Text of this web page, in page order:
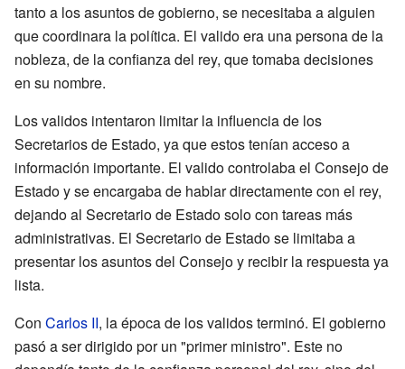
tanto a los asuntos de gobierno, se necesitaba a alguien
que coordinara la política. El valido era una persona de la
nobleza, de la confianza del rey, que tomaba decisiones
en su nombre.
Los validos intentaron limitar la influencia de los
Secretarios de Estado, ya que estos tenían acceso a
información importante. El valido controlaba el Consejo de
Estado y se encargaba de hablar directamente con el rey,
dejando al Secretario de Estado solo con tareas más
administrativas. El Secretario de Estado se limitaba a
presentar los asuntos del Consejo y recibir la respuesta ya
lista.
Con Carlos II, la época de los validos terminó. El gobierno
pasó a ser dirigido por un "primer ministro". Este no